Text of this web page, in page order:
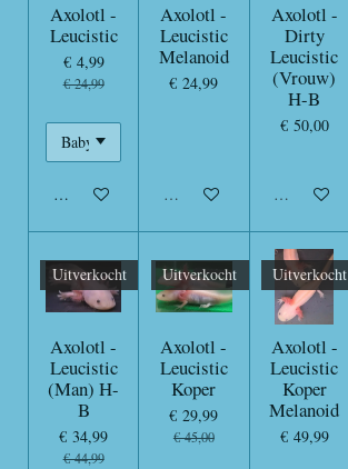
Axolotl -
Leucistic
€ 4,99
€ 24,99
In winkelwagen
Axolotl -
Leucistic
Melanoid
€ 24,99
Uitverkocht
Axolotl -
Dirty
Leucistic
(Vrouw)
H-B
€ 50,00
Uitverkocht
Uitverkocht
Axolotl -
Leucistic
(Man) H-
B
€ 34,99
€ 44,99
Uitverkocht
Axolotl -
Leucistic
Koper
€ 29,99
€ 45,00
Uitverkocht
Axolotl -
Leucistic
Koper
Melanoid
€ 49,99